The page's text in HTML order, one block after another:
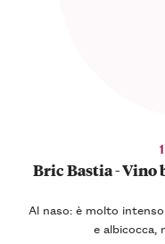
Bric Bastia - Vino
Al naso: è molto
e albicocca,